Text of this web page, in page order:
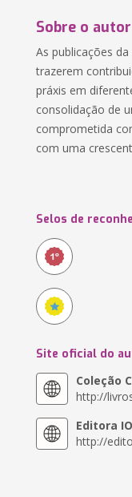
Sobre o autor
As publicações
trazerem
práxis em
consolidação de
comprometida
com uma
Selos de
Site oficial do
Coleção
http://
Editora
http://